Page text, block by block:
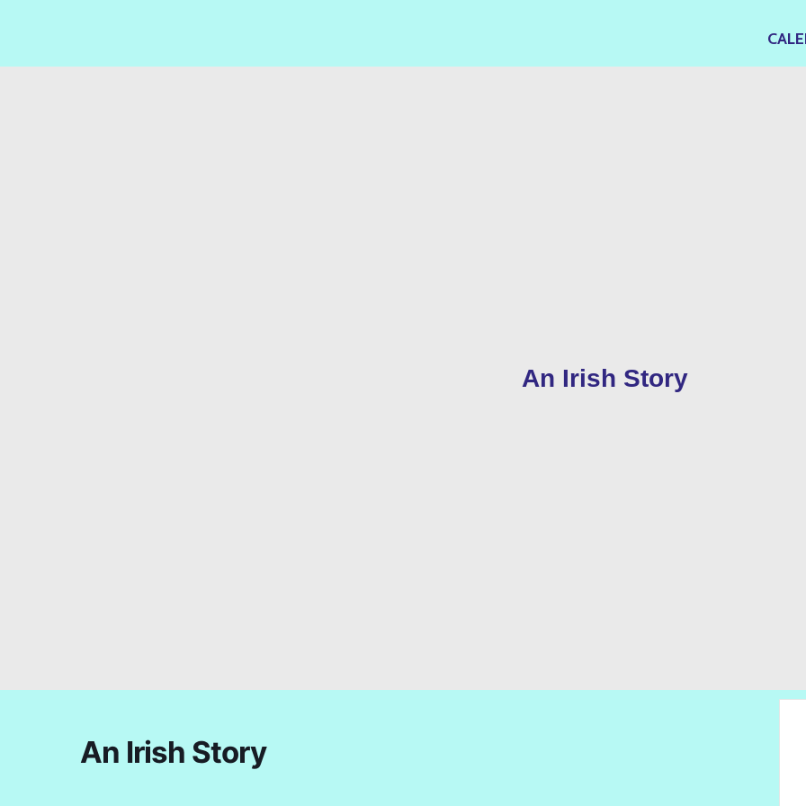
An Irish Story
An Irish Story